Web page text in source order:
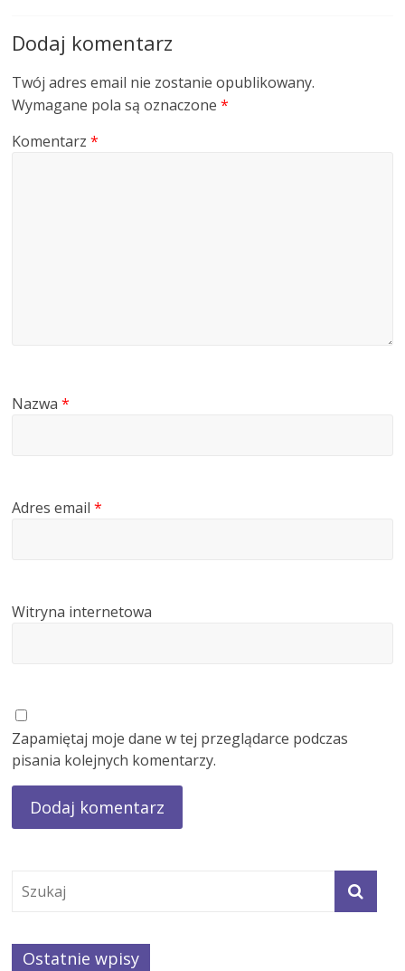
Dodaj komentarz
Twój adres email nie zostanie opublikowany.
Wymagane pola są oznaczone*
Komentarz*
Nazwa*
Adres email*
Witryna internetowa
Zapamiętaj moje dane w tej przeglądarce podczas
pisania kolejnych komentarzy.
Ostatnie wpisy